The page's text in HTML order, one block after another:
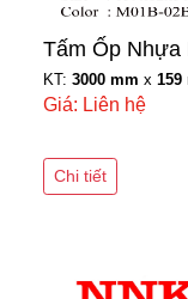
Tấm Ốp
KT: 3000 mm x 159
Giá: Liên hệ
Chi tiết